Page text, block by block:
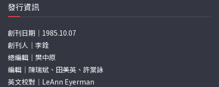
發行資訊
創刊日期｜1985.10.07
創刊人｜李銓
總編輯｜樊中原
編輯｜陳瑞斌、田美英、許棠詠
英文校對｜LeAnn Eyerman